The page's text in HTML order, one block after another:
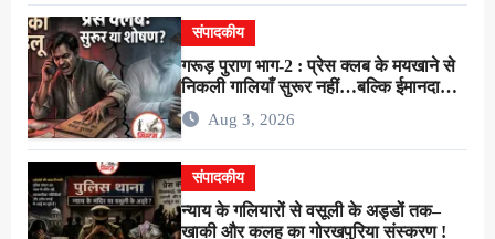
संपादकीय
गरूड़ पुराण भाग-2 : प्रेस क्लब के मयखाने से
निकली गालियाँ सुरूर नहीं…बल्कि ईमानदारी
के शोषण की चीख थी !
Aug 3, 2026
संपादकीय
न्याय के गलियारों से वसूली के अड्डों तक–
खाकी और कलह का गोरखपुरिया संस्करण !